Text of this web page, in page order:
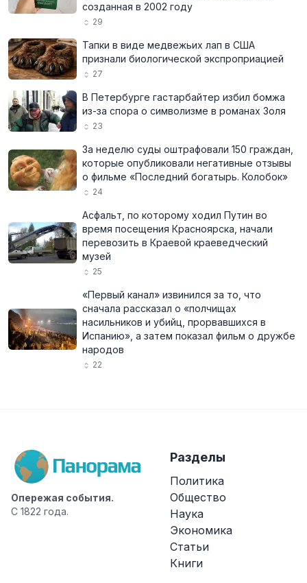
созданная в 2002 году
29
Тапки в виде медвежьих лап в США
признали биологической экспроприацией
27
В Петербурге гастарбайтер избил бомжа
из-за спора о символизме в романах Золя
23
За неделю суды оштрафовали 150 граждан,
которые опубликовали негативные отзывы
о фильме «Последний богатырь. Колобок»
24
Асфальт, по которому ходил Путин во
время посещения Красноярска, начали
перевозить в Краевой краеведческий
музей
25
«Первый канал» извинился за то, что
сначала рассказал о «полчищах
насильников и убийц, прорвавшихся в
Испанию», а затем показал фильм о дружбе
народов
22
Опережая события.
С 1822 года.
Разделы
Политика
Общество
Наука
Экономика
Статьи
Книги